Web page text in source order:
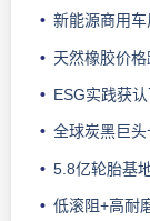
新能源商用
天然橡胶价格
ESG实践获
全球炭黑巨
5.8亿轮胎基
低滚阻+高耐